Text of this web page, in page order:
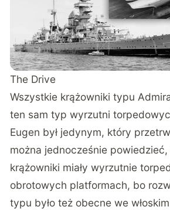
The Drive
Wszystkie krążowniki typu
ten sam typ wyrzutni
Eugen był jedynym, który
można jednocześnie
krążowniki miały wyrzutnie
obrotowych platformach, bo
typu było też obecne we